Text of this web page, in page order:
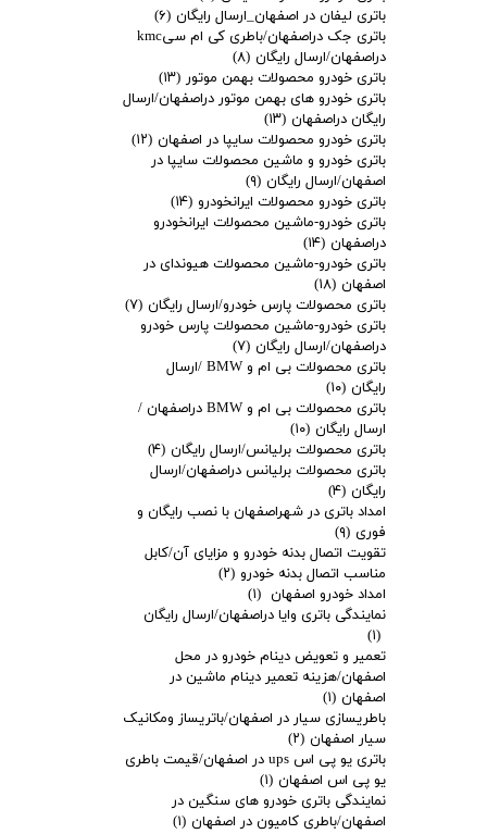
باتری لیفان در اصفهان_ارسال رایگان (۶)
باتری جک دراصفهان/باطری کی ام سیkmc
دراصفهان/ارسال رایگان (۸)
باتری خودرو محصولات بهمن موتور (۱۳)
باتری خودرو های بهمن موتور دراصفهان/ارسال
رایگان دراصفهان (۱۳)
باتری خودرو محصولات سایپا در اصفهان (۱۲)
باتری خودرو و ماشین محصولات سایپا در
اصفهان/ارسال رایگان (۹)
باتری خودرو محصولات ایرانخودرو (۱۴)
باتری خودرو-ماشین محصولات ایرانخودرو
دراصفهان (۱۴)
باتری خودرو-ماشین محصولات هیوندای در
اصفهان (۱۸)
باتری محصولات پارس خودرو/ارسال رایگان (۷)
باتری خودرو-ماشین محصولات پارس خودرو
دراصفهان/ارسال رایگان (۷)
باتری محصولات بی ام و BMW /ارسال
رایگان (۱۰)
باتری محصولات بی ام و BMW دراصفهان /
ارسال رایگان (۱۰)
باتری محصولات برلیانس/ارسال رایگان (۴)
باتری محصولات برلیانس دراصفهان/ارسال
رایگان (۴)
امداد باتری در شهراصفهان با نصب رایگان و
فوری (۹)
تقویت اتصال بدنه خودرو و مزایای آن/کابل
مناسب اتصال بدنه خودرو (۲)
امداد خودرو اصفهان (۱)
نمایندگی باتری وایا دراصفهان/ارسال رایگان
(۱)
تعمیر و تعویض دینام خودرو در محل
اصفهان/هزینه تعمیر دینام ماشین در
اصفهان (۱)
باطریسازی سیار در اصفهان/باتریساز ومکانیک
سیار اصفهان (۲)
باتری یو پی اس ups در اصفهان/قیمت باطری
یو پی اس اصفهان (۱)
نمایندگی باتری خودرو های سنگین در
اصفهان/باطری کامیون در اصفهان (۱)